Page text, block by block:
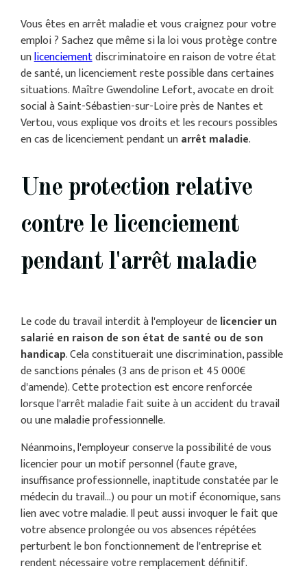
Vous êtes en arrêt maladie et vous craignez pour votre
emploi ? Sachez que même si la loi vous protège contre
unlicenciementdiscriminatoire en raison de votre état
de santé, un licenciement reste possible dans certaines
situations. Maître Gwendoline Lefort, avocate en droit
social à Saint-Sébastien-sur-Loire près de Nantes et
Vertou, vous explique vos droits et les recours possibles
en cas de licenciement pendant unarrêt maladie.
Une protection relative
contre le licenciement
pendant l'arrêt maladie
Le code du travail interdit à l'employeur delicencier un
salarié en raison de son état de santé ou de son
handicap. Cela constituerait une discrimination, passible
de sanctions pénales (3 ans de prison et 45 000€
d'amende). Cette protection est encore renforcée
lorsque l'arrêt maladie fait suite à un accident du travail
ou une maladie professionnelle.
Néanmoins, l'employeur conserve la possibilité de vous
licencier pour un motif personnel (faute grave,
insuffisance professionnelle, inaptitude constatée par le
médecin du travail...) ou pour un motif économique, sans
lien avec votre maladie. Il peut aussi invoquer le fait que
votre absence prolongée ou vos absences répétées
perturbent le bon fonctionnement de l'entreprise et
rendent nécessaire votre remplacement définitif.